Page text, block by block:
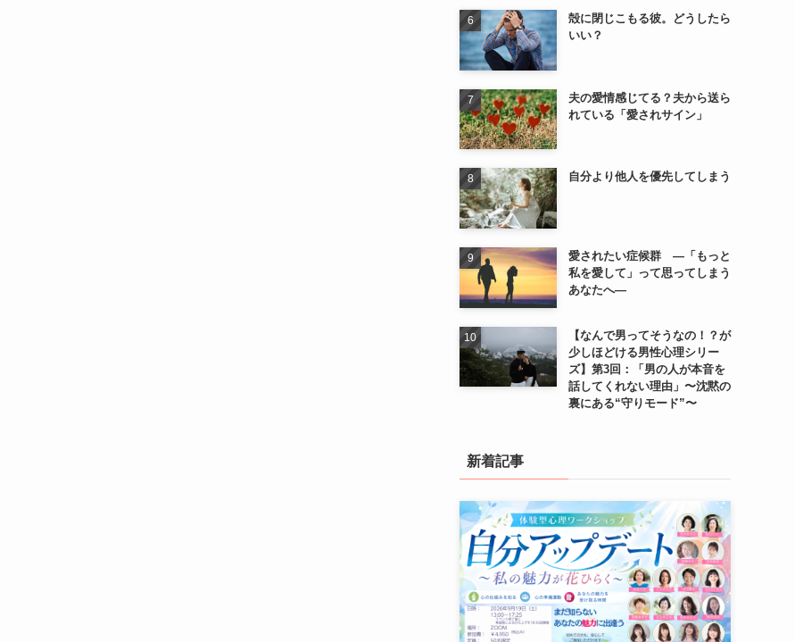
殻に閉じこもる彼。どうしたら
いい？
夫の愛情感じてる？夫から送ら
れている「愛されサイン」
自分より他人を優先してしまう
愛されたい症候群 ―「もっと
私を愛して」って思ってしまう
あなたへ―
【なんで男ってそうなの！？が
少しほどける男性心理シリー
ズ】第3回：「男の人が本音を
話してくれない理由」〜沈黙の
裏にある“守りモード”〜
新着記事